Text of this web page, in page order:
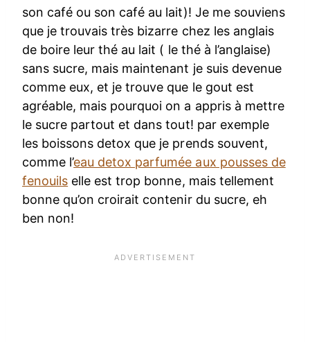
son café ou son café au lait)! Je me souviens
que je trouvais très bizarre chez les anglais
de boire leur thé au lait ( le thé à l’anglaise)
sans sucre, mais maintenant je suis devenue
comme eux, et je trouve que le gout est
agréable, mais pourquoi on a appris à mettre
le sucre partout et dans tout! par exemple
les boissons detox que je prends souvent,
comme l’eau detox parfumée aux pousses de
fenouils elle est trop bonne, mais tellement
bonne qu’on croirait contenir du sucre, eh
ben non!